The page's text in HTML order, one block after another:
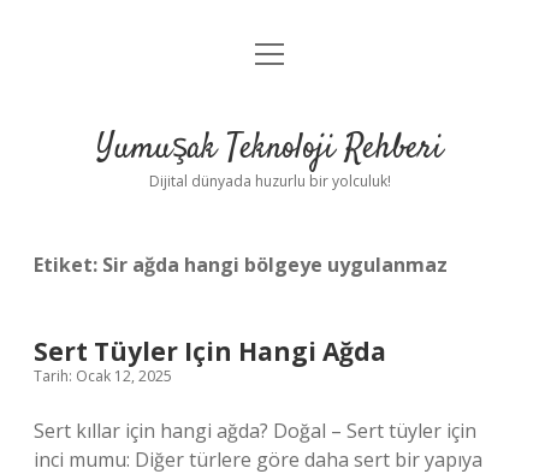
Anasayfa
Yasal Uyarı
menüyü
Yumuşak Teknoloji Rehberi
Dijital dünyada huzurlu bir yolculuk!
Etiket: Sir ağda hangi bölgeye uygulanmaz
Sert Tüyler Için Hangi Ağda
Tarih: Ocak 12, 2025
Sert kıllar için hangi ağda? Doğal – Sert tüyler için
inci mumu: Diğer türlere göre daha sert bir yapıya